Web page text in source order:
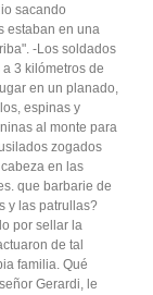
sacando
estaban en una
-Los soldados
3 kilómetros de
en un planado,
espinas y
al monte para
zogados
en las
que barbarie de
y las patrullas?
por sellar la
de tal
familia. Qué
Gerardi, le